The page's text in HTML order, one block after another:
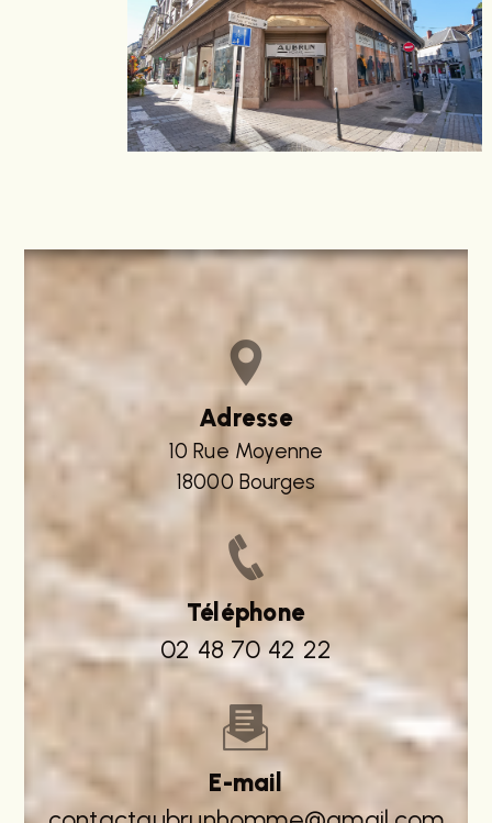
Adresse
10 Rue Moyenne
18000 Bourges
Téléphone
02 48 70 42 22
E-mail